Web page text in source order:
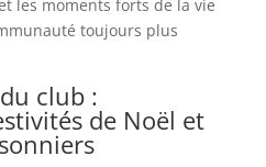
les moments forts de la vie
toujours plus
club :
de Noël et